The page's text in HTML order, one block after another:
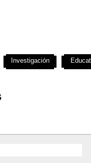
Investigación